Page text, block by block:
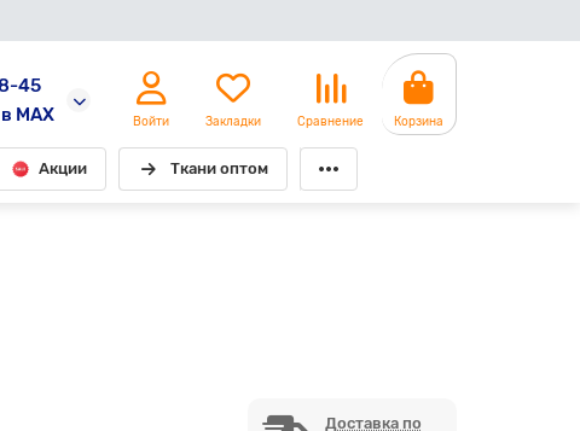
45
MAX
Войти Закладки Сравнение Корзина
Акции Ткани оптом
Доставка по